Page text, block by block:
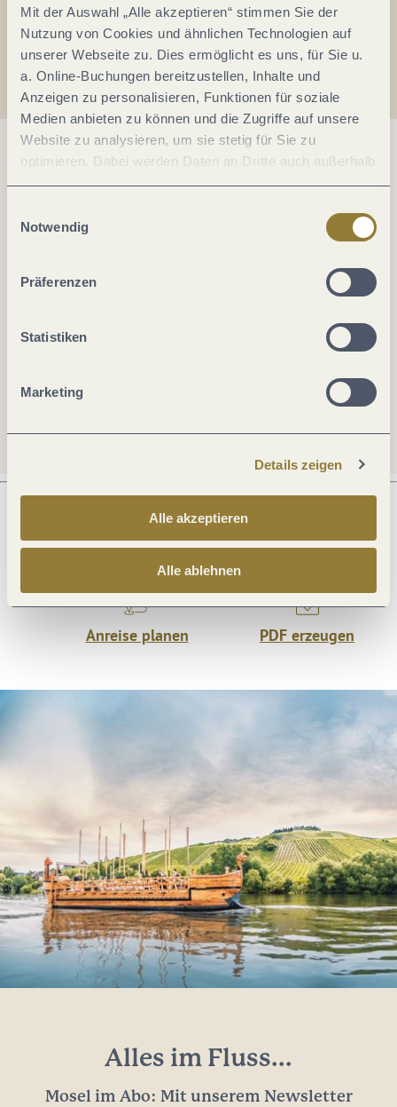
Mit der Auswahl „Alle akzeptieren“ stimmen Sie der
Nutzung von Cookies und ähnlichen Technologien auf
unserer Webseite zu. Dies ermöglicht es uns, für Sie u.
a. Online-Buchungen bereitzustellen, Inhalte und
Anzeigen zu personalisieren, Funktionen für soziale
Medien anbieten zu können und die Zugriffe auf unsere
Website zu analysieren, um sie stetig für Sie zu
optimieren. Dabei werden Daten an Dritte auch außerhalb
der Europäischen Union weitergegeben und dort
jederzeit widerrufen werden. Mit der Auswahl "Alle
ablehnen" kann es zu Beeinträchtigungen in der Nutzung
Notwendig
Präferenzen
Statistiken
Marketing
Details zeigen
Alle akzeptieren
Alle ablehnen
Anreise planen
Was möchtest du als nächstes tun?
Anreise planen PDF erzeugen
Alles im Fluss...
Mosel im Abo: Mit unserem Newsletter